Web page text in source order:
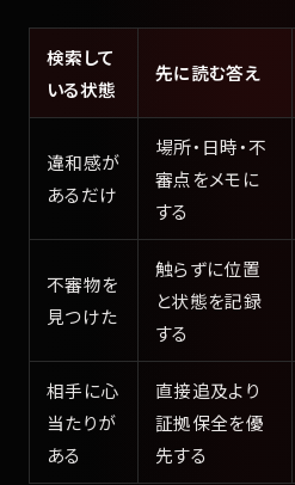
検索して
いる状態
先に読む答え
違和感が
あるだけ
場所・日時・不
審点をメモに
する
不審物を
見つけた
触らずに位置
と状態を記録
する
相手に心
当たりが
ある
直接追及より
証拠保全を優
先する